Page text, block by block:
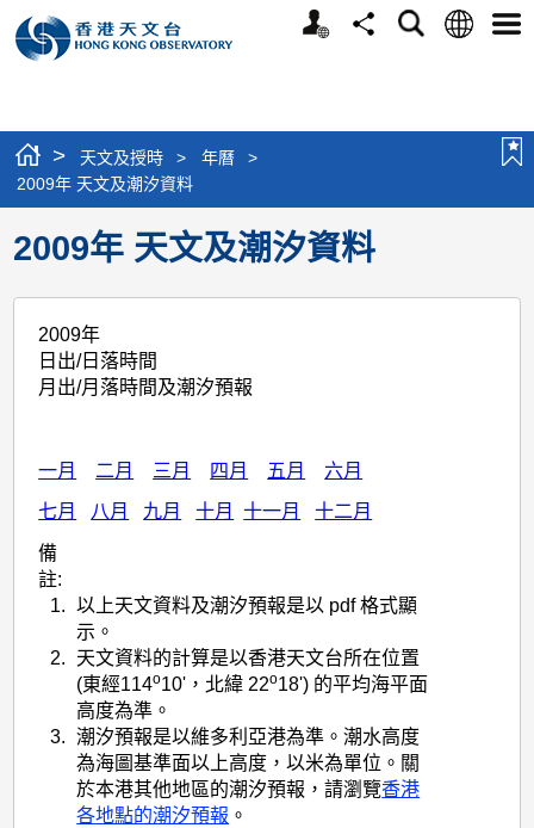
個
分
搜
語
選
> 天文及授時 > 年曆
>
2009年 天文及潮汐資料
2009年 天文及潮汐資料
2009年
日出/日落時間
月出/月落時間及潮汐預報
一月 二月 三月 四月 五月 六月
七月 八月 九月 十月 十一月 十二月
備
註:
1.
以上天文資料及潮汐預報是以 pdf 格式顯
示。
2.
天文資料的計算是以香港天文台所在位置
(東經114o10'，北緯 22o18') 的平均海平面
高度為準。
3.
潮汐預報是以維多利亞港為準。潮水高度
為海圖基準面以上高度，以米為單位。關
於本港其他地區的潮汐預報，請瀏覽香港
各地點的潮汐預報 。